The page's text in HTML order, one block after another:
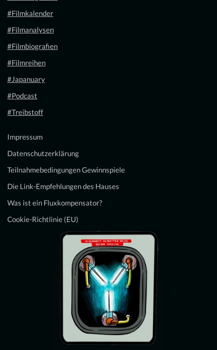
#Filmkalender
#Filmanalysen
#Filmbiografien
#Filmreihen
#Japanuary
#Podcast
#Treibstoff
Impressum
Datenschutzerklärung
Teilnahmebedingungen Gewinnspiele
Die Link-Empfehlungen des Hauses
Was ist ein Fluxkompensator?
Cookie-Richtlinie (EU)